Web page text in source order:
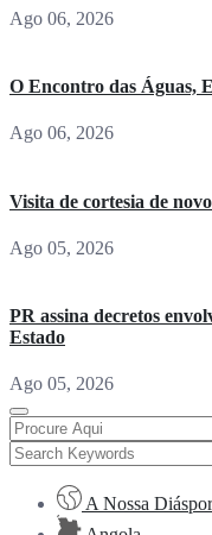
Ago 06, 2026
O Encontro das Águas,
Ago 06, 2026
Visita de cortesia de
Ago 05, 2026
PR assina decretos
Estado
Ago 05, 2026
A Nossa